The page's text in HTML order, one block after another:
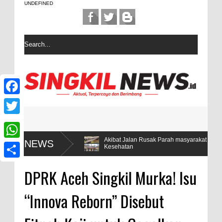
UNDEFINED
NEWS
5
Akibat Jalan Rusak Parah masyarakat desa Sintuban
Kesehatan
DPRK Aceh Singkil Murka! Isu
“Innova Reborn” Disebut
F
c
e
T
w
W
h